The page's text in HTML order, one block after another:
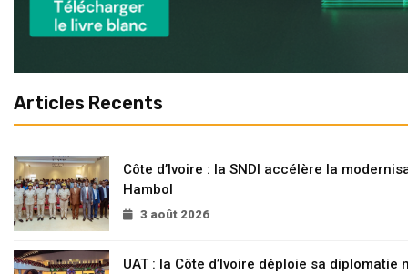
Articles Recents
Côte d’Ivoire : la SNDI accélère la
Hambol
3 août 2026
UAT : la Côte d’Ivoire déploie sa